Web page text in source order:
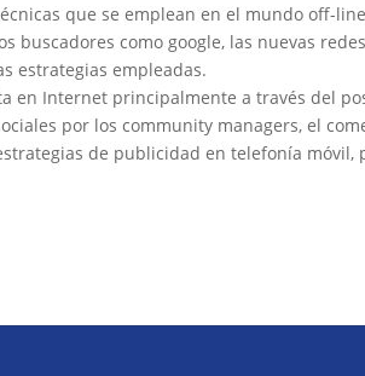
que se emplean en el mundo off-
buscadores como google, las nuevas
estrategias empleadas.
en Internet principalmente a través del
por los community managers, el
de publicidad en telefonía